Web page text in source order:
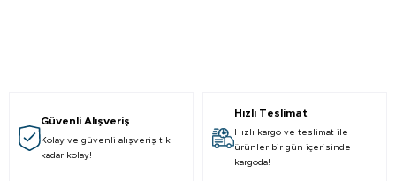
Güvenli Alışveriş
Kolay ve güvenli alışveriş tık
kadar kolay!
Hızlı Teslimat
Hızlı kargo ve teslimat ile
ürünler bir gün içerisinde
kargoda!